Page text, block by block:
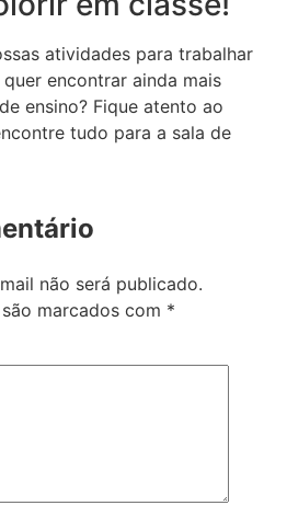
atividades para trabalhar
encontrar ainda mais
ensino? Fique atento ao
tudo para a sala de
não será publicado.
marcados com *